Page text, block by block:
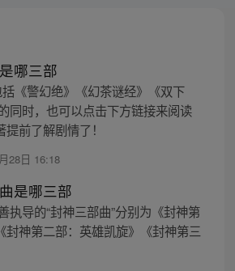
哪三部
括《警幻绝》《幻茶谜经》《双下
同时，也可以点击下方链接来阅读
提前了解剧情了！
28日 16:18
是哪三部
执导的“封神三部曲”分别为《封神第
封神第二部：英雄凯旋》《封神第三